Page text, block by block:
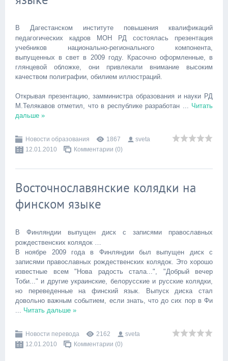
В Дагестанском институте повышения квалификаций
педагогических кадров МОН РД состоялась презентация
учебников национально-регионального компонента,
выпущенных в свет в 2009 году. Красочно оформленные, в
глянцевой обложке, они привлекали внимание высоким
качеством полиграфии, обилием иллюстраций.
Открывая презентацию, замминистра образования и науки РД
М.Телякавов отметил, что в республике разработан ... Читать
дальше »
Новости образования 1867
sveta
12.01.2010
Комментарии (0)
Восточнославянские колядки на
финском языке
В Финляндии выпущен диск с записями православных
рождественских колядок …
В ноябре 2009 года в Финляндии был выпущен диск с
записями православных рождественских колядок. Это хорошо
известные всем "Нова радость стала...", "Добрый вечер
Тоби..." и другие украинские, белорусские и русские колядки,
но переведенные на финский язык. Выпуск диска стал
довольно важным событием, если знать, что до сих пор в Фи
... Читать дальше »
Новости перевода 2162
sveta
12.01.2010
Комментарии (0)